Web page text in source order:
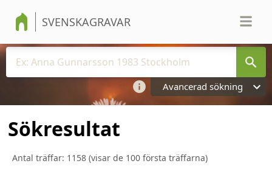
SVENSKAGRAVAR
Avancerad sökning
Sökresultat
Antal träffar: 1158 (visar de 100 första träffarna)